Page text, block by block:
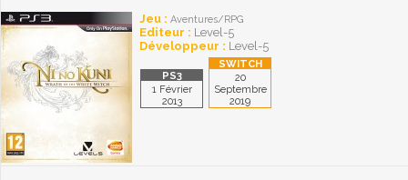
Jeu : Aventures/RPG
Editeur : Level-5
Développeur : Level-5
1 Février
2013
20
Septembre
2019